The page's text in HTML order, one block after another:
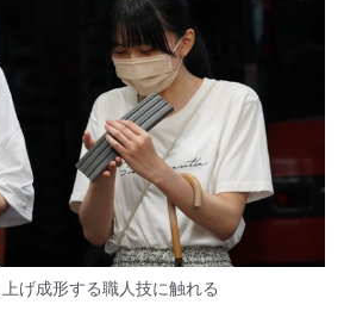
げ成形する職人技に触れる